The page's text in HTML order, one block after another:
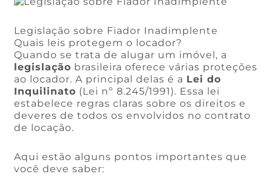
Legislação sobre Fiador Inadimplente
Quais leis protegem o locador?
Quando se trata de alugar um imóvel, a
legislação brasileira oferece várias proteções
ao locador. A principal delas é a Lei do
Inquilinato (Lei nº 8.245/1991). Essa lei
estabelece regras claras sobre os direitos e
deveres de todos os envolvidos no contrato
de locação.
Aqui estão alguns pontos importantes que
você deve saber: